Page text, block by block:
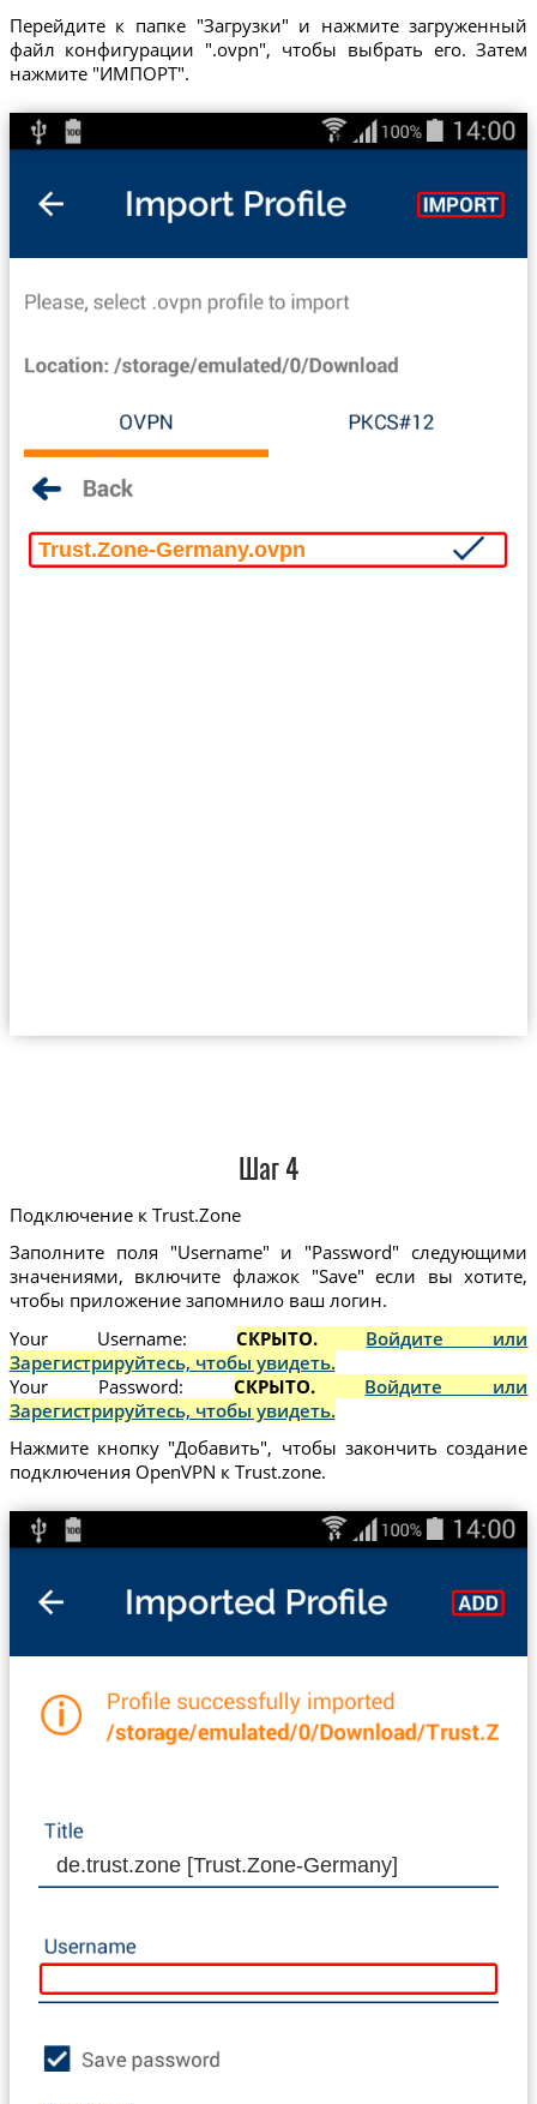
Перейдите к папке "Загрузки" и нажмите загруженный
файл конфигурации ".ovpn", чтобы выбрать его. Затем
нажмите "ИМПОРТ".
Trust.Zone-Germany.ovpn
Шаг 4
Подключение к Trust.Zone
Заполните поля "Username" и "Password" следующими
значениями, включите флажок "Save" если вы хотите,
чтобы приложение запомнило ваш логин.
Your Username: СКРЫТО. Войдите или
Зарегистрируйтесь, чтобы увидеть.
Your Password: СКРЫТО. Войдите или
Зарегистрируйтесь, чтобы увидеть.
Нажмите кнопку "Добавить", чтобы закончить создание
подключения OpenVPN к Trust.zone.
de.trust.zone [Trust.Zone-Germany]